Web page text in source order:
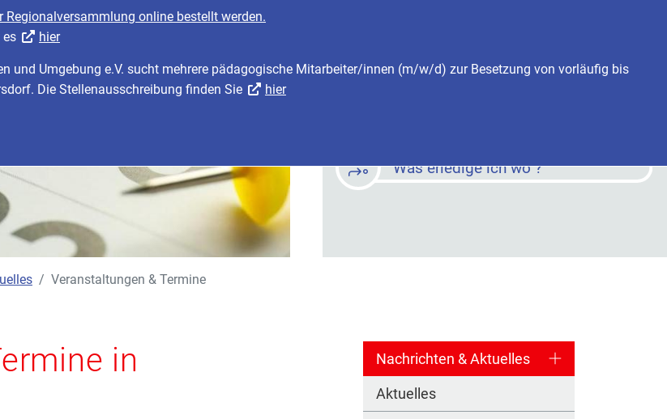
online bestellt werden.
es
hier
und Umgebung e.V. sucht mehrere pädagogische Mitarbeiter/innen (m/w/d) zur Besetzung von vorläufig bis
Die Stellenausschreibung finden Sie
hier
Was erledige ich wo ?
Veranstaltungen & Termine
Nachrichten & Aktuelles
Aktuelles
in